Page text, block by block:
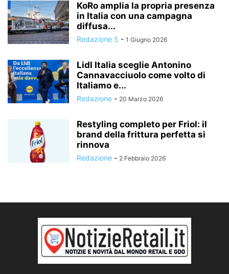
KoRo amplia la propria presenza
in Italia con una campagna
diffusa...
Redazione 5 - 1 Giugno 2026
Lidl Italia sceglie Antonino
Cannavacciuolo come volto di
Italiamo e...
Redazione - 20 Marzo 2026
Restyling completo per Friol: il
brand della frittura perfetta si
rinnova
Redazione - 2 Febbraio 2026